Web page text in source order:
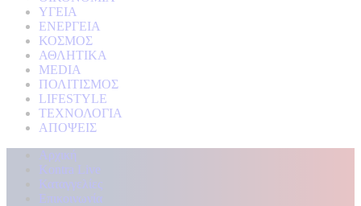
ΥΓΕΙΑ
ΕΝΕΡΓΕΙΑ
ΚΟΣΜΟΣ
ΑΘΛΗΤΙΚΑ
MEDIA
ΠΟΛΙΤΙΣΜΟΣ
LIFESTYLE
ΤΕΧΝΟΛΟΓΙΑ
ΑΠΟΨΕΙΣ
Αρχική
Kontra Live
Καταγγελίες
Επικοινωνία